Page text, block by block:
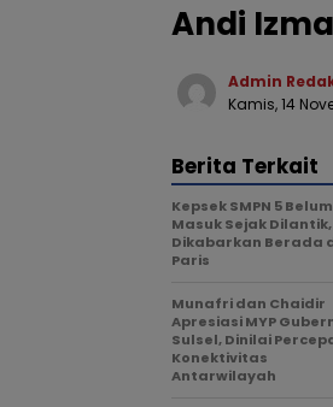
Andi
Admin
Kamis, 14
Berita Terkait
Kepsek SMPN 5 Belum
Masuk Sejak Dilantik,
Dikabarkan Berada
Paris
Munafri dan Chaidir
Apresiasi MYP
Sulsel, Dinilai
Konektivitas
Antarwilayah